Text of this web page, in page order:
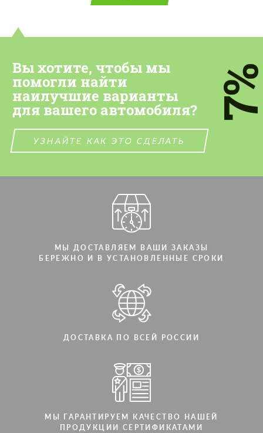
Вы хотите, чтобы мы
помогли найти
наилучшие варианты
для вашего автомобиля?
УЗНАЙТЕ КАК ЭТО СДЕЛАТЬ
МЫ ДОСТАВЛЯЕМ ВАШИ ЗАКАЗЫ
БЕРЕЖНО И В УСТАНОВЛЕННЫЕ СРОКИ
ДОСТАВКА ПО ВСЕЙ РОССИИ
МЫ ГАРАНТИРУЕМ КАЧЕСТВО НАШЕЙ
ПРОДУКЦИИ СЕРТИФИКАТАМИ